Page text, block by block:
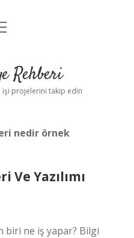
Rehberi
işi projelerini takip edin
nedir örnek
Yazılımı
ne iş yapar? Bilgi